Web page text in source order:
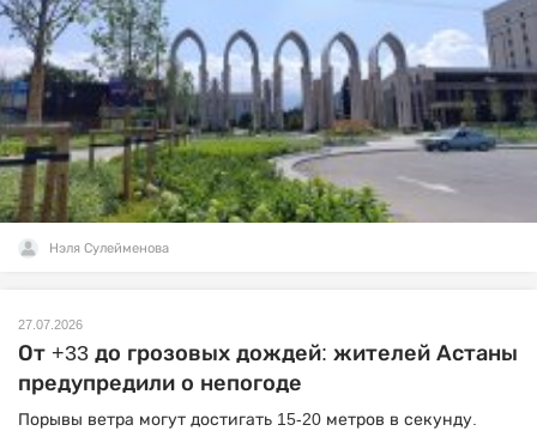
Нэля Сулейменова
27.07.2026
От +33 до грозовых дождей: жителей Астаны
предупредили о непогоде
Порывы ветра могут достигать 15-20 метров в секунду.